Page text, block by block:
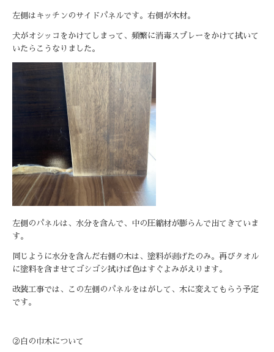
左側はキッチンのサイドパネルです。 右側が木材。
犬がオシッコをかけてしまって、頻繁に消毒スプレーをかけて拭いて
いたらこうなりました。
左側のパネルは、水分を含んで、中の圧縮材が膨らんで出てきていま
す。
同じように水分を含んだ右側の木は、塗料が剥げたのみ。 再びタオル
に塗料を含ませてゴシゴシ拭けば色はすぐよみがえります。
改装工事では、この左側のパネルをはがして、木に変えてもらう予定
です。
② 白の巾木について